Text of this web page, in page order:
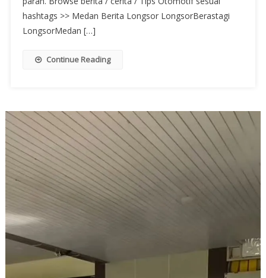
hashtags >> Medan Berita Longsor LongsorBerastagi
LongsorMedan […]
Continue Reading